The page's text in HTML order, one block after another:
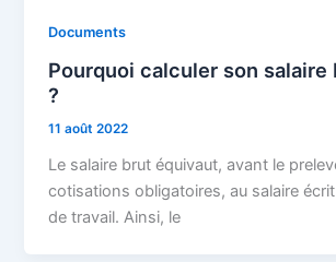
Documents
Pourquoi calculer son salaire
?
11 août 2022
Le salaire brut équivaut, avant le
cotisations obligatoires, au salaire
de travail. Ainsi, le